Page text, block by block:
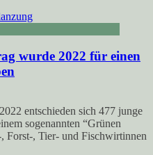
wurde 2022 für einen
entschieden sich 477 junge
sogenannten “Grünen
Forst-, Tier- und Fischwirtinnen